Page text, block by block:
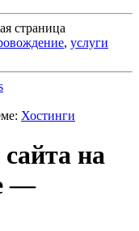
страница
, услуги
Хостинги
на
—